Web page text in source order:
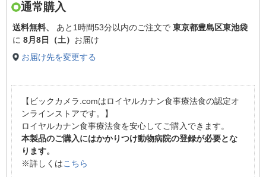
通常購入
送料無料、 あと 1時間53分以内のご注文で 東京都豊島区東池袋
に 8月8日（土） お届け
お届け先を変更する
【ビックカメラ.comはロイヤルカナン食事療法食の認定オ
ンラインストアです。】
ロイヤルカナン食事療法食を安心してご購入できます。
本製品のご購入にはかかりつけ動物病院の登録が必要とな
ります。
※詳しくはこちら